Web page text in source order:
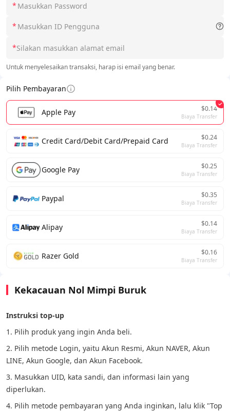
*
*
*
Untuk menyelesaikan transaksi, harap isi email yang benar.
Pilih Pembayaran
Apple Pay $0.14
Biaya Transfer
Credit Card/Debit Card/Prepaid Card $0.24
Biaya Transfer
Google Pay $0.25
Biaya Transfer
Paypal $0.35
Biaya Transfer
Alipay $0.14
Biaya Transfer
Razer Gold $0.16
Biaya Transfer
Kekacauan Nol Mimpi Buruk
Instruksi top-up
1. Pilih produk yang ingin Anda beli.
2. Pilih metode Login, yaitu Akun Resmi, Akun NAVER, Akun
LINE, Akun Google, dan Akun Facebook.
3. Masukkan UID, kata sandi, dan informasi lain yang
diperlukan.
4. Pilih metode pembayaran yang Anda inginkan, lalu klik "Top